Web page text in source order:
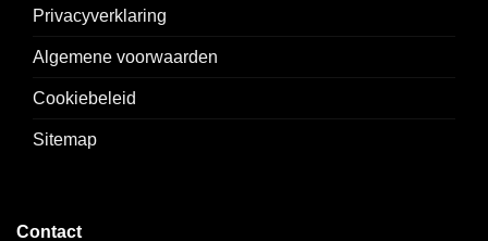
Privacyverklaring
Algemene voorwaarden
Cookiebeleid
Sitemap
Contact